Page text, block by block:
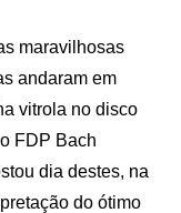
maravilhosas
andaram em
vitrola no disco
FDP Bach
dia destes, na
do ótimo